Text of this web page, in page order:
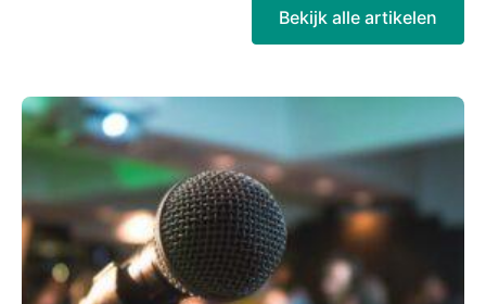
Bekijk alle artikelen